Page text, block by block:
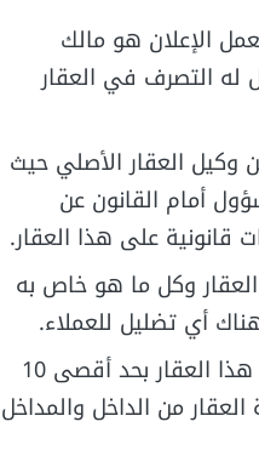
الإعلان هو مالك
له التصرف في العقار
وكيل العقار الأصلي حيث
أمام القانون عن
قانونية على هذا العقار.
العقار وكل ما هو خاص به
أي تضليل للعملاء.
توفير صور حية وواقعية عن هذا العقار بحد أقصى 10
من الداخل والمداخل